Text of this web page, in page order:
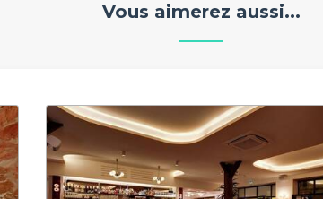
Vous aimerez aussi...